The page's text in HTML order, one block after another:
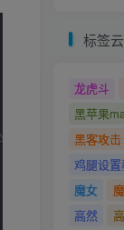
标签云
龙虎斗
黑苹果
黑客攻击
鸡腿设
魔女
高然